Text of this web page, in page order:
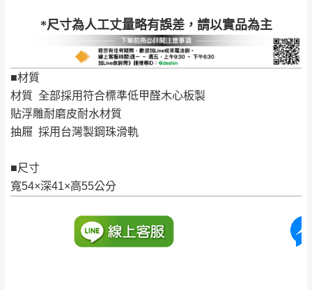
*尺寸為人工丈量略有誤差，請以實品為主
■材質
材質 全部採用符合標準低甲醛木心板製
貼浮雕耐磨皮耐水材質
抽屜 採用台灣製鋼珠滑軌
■尺寸
寬54×深41×高55公分
台北市、新北市地區固定每周(三)、(日)兩天收送貨
暫無配送地區：彰化、南投、雲林、嘉義、台南、高
雄、屏東、宜蘭、 花蓮、台東、金門、馬祖、澎湖地區
（可於LINE線上詢問 →
加收說明
公司客服人員，我們將為您更換新品，運費
皆由本站負責，所有退回及換貨之商品必須
是全新狀態且完整包裝，床墊、床包、枕頭
包裝、廠商紙及所有附隨文件或資料之完整
性)，若未依照上述方式處理，恕無法接受退
貨。
際商品的顏色、質感稍有不同，如因此而需
訂購前詳加確認。(包含商品尺寸是否合適)。
訂購前請確認商品尺寸，大型物件因為人工